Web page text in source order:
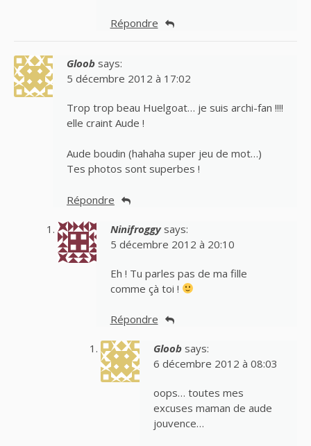
Répondre
Gloob says:
5 décembre 2012 à 17:02
Trop trop beau Huelgoat… je suis archi-fan !!!!
elle craint Aude !
Aude boudin (hahaha super jeu de mot…)
Tes photos sont superbes !
Répondre
Ninifroggy says:
5 décembre 2012 à 20:10
Eh ! Tu parles pas de ma fille
comme çà toi !
Répondre
Gloob says:
6 décembre 2012 à 08:03
oops… toutes mes
excuses maman de aude
jouvence…